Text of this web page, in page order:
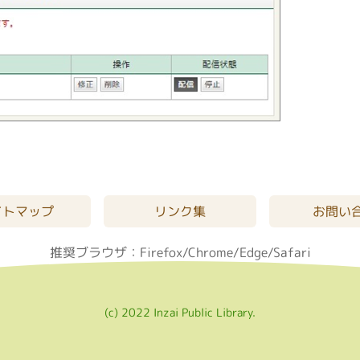
マップ リンク集 お問い
推奨ブラウザ：Firefox/Chrome/Edge/Safari
(c) 2022 Inzai Public Library.